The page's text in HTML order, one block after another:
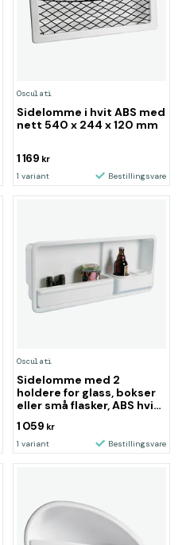
Osculati
Sidelomme i hvit ABS med
nett 540 x 244 x 120 mm
1 169 kr
1 variant Bestillingsvare
Osculati
Sidelomme med 2
holdere for glass, bokser
eller små flasker, ABS hvit,
1 059 kr
1 variant Bestillingsvare